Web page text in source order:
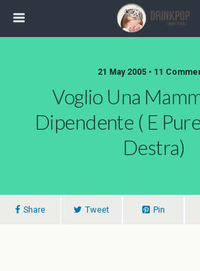
21 May 2005 • 11
Voglio Una
Dipendente ( E
Destra)
Share Tweet Pin